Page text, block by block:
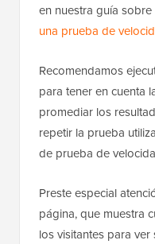
en nuestra guía sobre
una prueba de
Recomendamos
para tener en cuenta
promediar los
repetir la prueba
de prueba de
Preste especial
página, que muestra
los visitantes para